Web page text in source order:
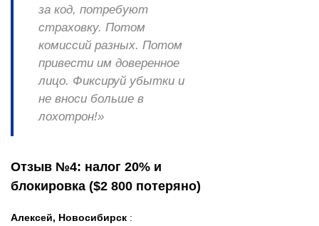
за код, потребуют
страховку. Потом
комиссий разных. Потом
привести им доверенное
лицо. Фиксируй убытки и
не вноси больше в
лохотрон!»
Отзыв №4: налог 20% и
блокировка ($2 800 потеряно)
Алексей, Новосибирск :